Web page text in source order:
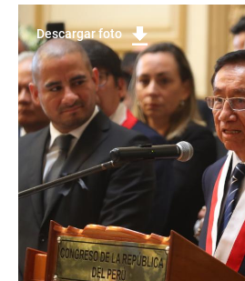
Descargar foto